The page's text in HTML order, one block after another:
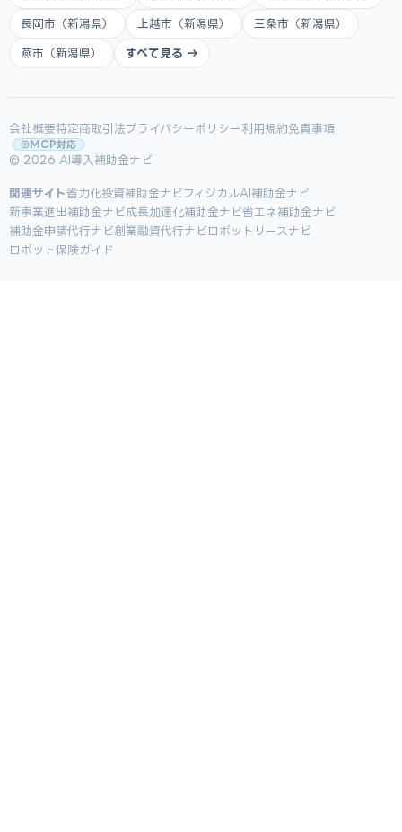
長岡市（新潟県） 上越市（新潟県） 三条市（新潟県）
燕市（新潟県） すべて見る →
会社概要特定商取引法プライバシーポリシー 利用規約免責事項
MCP対応
© 2026 AI導入補助金ナビ
関連サイト省力化投資補助金ナビ フィジカルAI補助金ナビ
新事業進出補助金ナビ成長加速化補助金ナビ省エネ補助金ナビ
補助金申請代行ナビ創業融資代行ナビ ロボットリースナビ
ロボット保険ガイド